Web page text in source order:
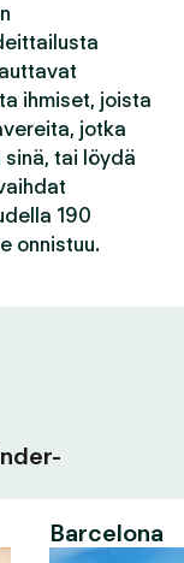
ihmiset, joista
jotka
tai löydä
190
onnistuu.
Barcelona